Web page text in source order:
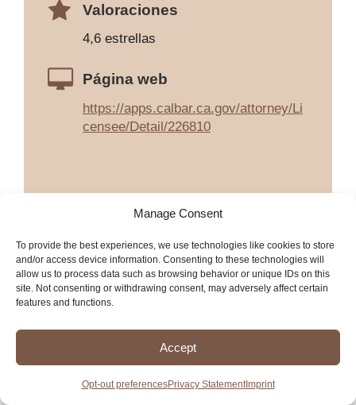
Manage Consent
To provide the best experiences, we use technologies like cookies to store
and/or access device information. Consenting to these technologies will
allow us to process data such as browsing behavior or unique IDs on this
site. Not consenting or withdrawing consent, may adversely affect certain
features and functions.
Accept
Opt-out preferencesPrivacy StatementImprint
Valoraciones
4,6 estrellas
Página web
https://apps.calbar.ca.gov/attorney/Li
censee/Detail/226810